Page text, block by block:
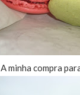
A minha compra